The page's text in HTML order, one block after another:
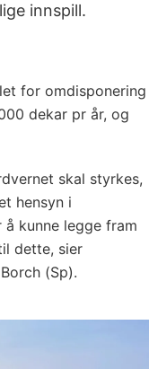
innspill.
for omdisponering
dekar pr år, og
skal styrkes,
hensyn i
kunne legge fram
dette, sier
(Sp).